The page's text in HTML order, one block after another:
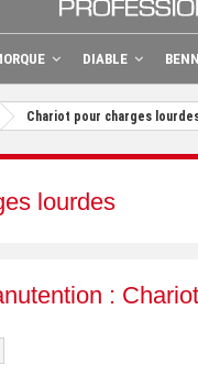
DIABLE
Chariot pour charges
lourdes
: